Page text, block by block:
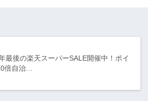
最後の楽天スーパーSALE開催中！ポイ
倍自治…